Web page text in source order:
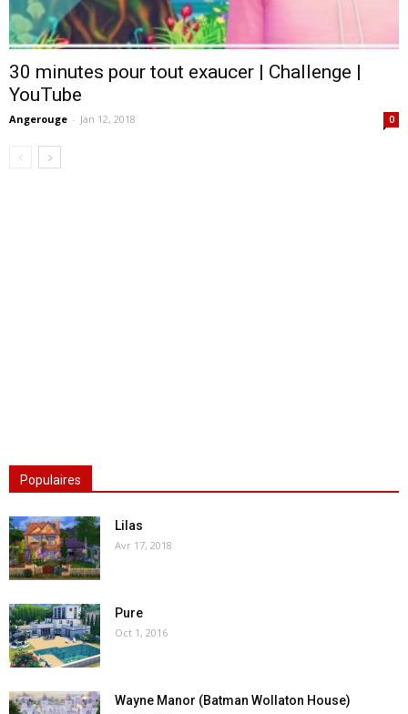
30 minutes pour tout exaucer | Challenge |
YouTube
Angerouge - Jan 12, 2018 0
Populaires
Lilas
Avr 17, 2018
Pure
Oct 1, 2016
Wayne Manor (Batman Wollaton House)